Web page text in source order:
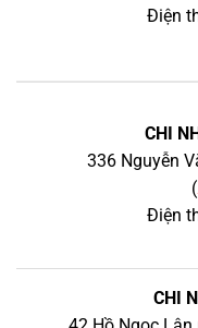
Điện
CHI
336 Nguyễn
(
Điện
CHI